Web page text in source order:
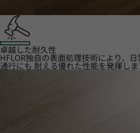
卓越した耐久性
HFLOR独自の表面処理技術により、
通行にも 耐える優れた性能を発揮しま